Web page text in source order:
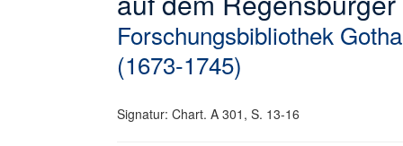
Forschungsbibliothek Gotha
(1673-1745)
Signatur: Chart. A 301, S. 13-16